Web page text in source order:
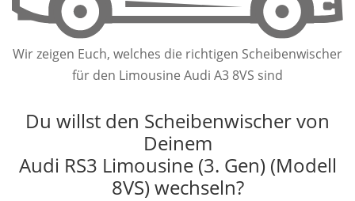
Wir zeigen Euch, welches die richtigen Scheibenwischer
für den Limousine Audi A3 8VS sind
Du willst den Scheibenwischer von
Deinem
Audi RS3 Limousine (3. Gen) (Modell
8VS) wechseln?